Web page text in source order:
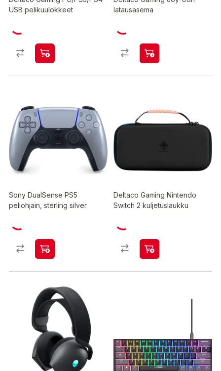
USB pelikuulokkeet
latausasema
Sony DualSense PS5
peliohjain, sterling silver
Deltaco Gaming Nintendo
Switch 2 kuljetuslaukku